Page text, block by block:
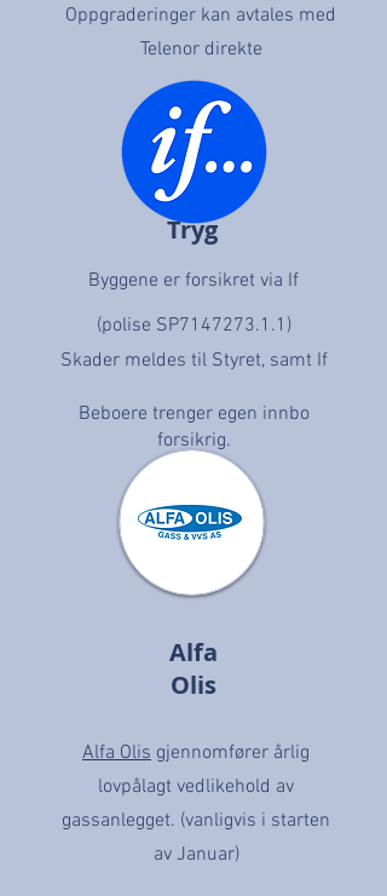
Oppgraderinger kan avtales med
Telenor direkte
Tryg
Byggene er forsikret via If
(polise SP7147273.1.1)
Skader meldes til Styret, samt If
Beboere trenger egen innbo
forsikrig.
Alfa
Olis
Alfa Olis gjennomfører årlig
lovpålagt vedlikehold av
gassanlegget. (vanligvis i starten
av Januar)